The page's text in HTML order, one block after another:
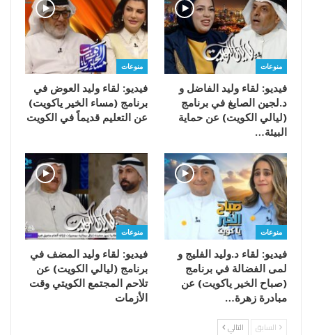
منوعات
فيديو: لقاء وليد الفاضل و
د.لجين الصايغ في برنامج
(ليالي الكويت) عن حماية
البيئة…
منوعات
فيديو: لقاء وليد العوض في
برنامج (مساء الخير ياكويت)
عن التعليم قديماً في الكويت
منوعات
فيديو: لقاء د.وليد الفليج و
لمى الفضالة في برنامج
(صباح الخير ياكويت) عن
مبادرة زهرة…
منوعات
فيديو: لقاء وليد المضف في
برنامج (ليالي الكويت) عن
تلاحم المجتمع الكويتي وقت
الأزمات
السابق التالي